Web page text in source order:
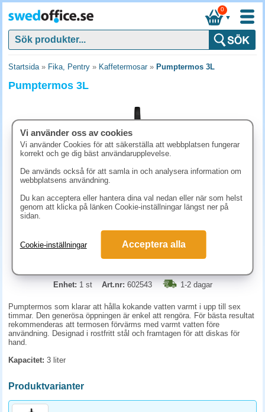
▼
0
Startsida» Fika, Pentry » Kaffetermosar» Pumptermos 3L
Pumptermos 3L
448.80 kr
KÖP
Enhet: 1 st Art.nr: 602543 1-2 dagar
Pumptermos som klarar att hålla kokande vatten varmt i upp till sex
timmar. Den generösa öppningen är enkel att rengöra. För bästa resultat
rekommenderas att termosen förvärms med varmt vatten före
användning. Designad i rostfritt stål och framtagen för att diskas för
hand.
Kapacitet: 3 liter
Produktvarianter
Vi använder oss av cookies
Vi använder Cookies för att säkerställa att webbplatsen fungerar
korrekt och ge dig bäst användarupplevelse.
De används också för att samla in och analysera information om
webbplatsens användning.
Du kan acceptera eller hantera dina val nedan eller när som helst
genom att klicka på länken Cookie-inställningar längst ner på
sidan.
Cookie-inställningar Acceptera alla